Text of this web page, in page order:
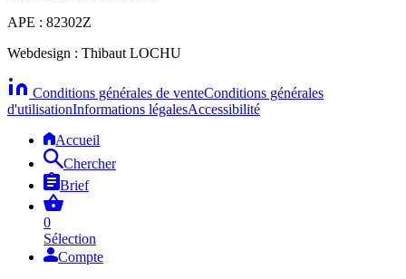
APE : 82302Z
Webdesign : Thibaut LOCHU
Conditions générales de venteConditions générales
d'utilisationInformations légalesAccessibilité
Accueil
Chercher
Brief
0
Sélection
Compte